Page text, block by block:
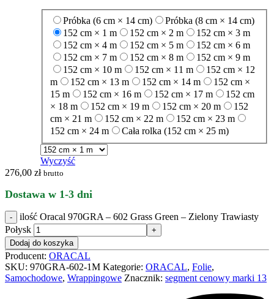
Próbka (6 cm × 14 cm)
Próbka (8 cm × 14 cm)
152 cm × 1 m
152 cm × 2 m
152 cm × 3 m
152 cm × 4 m
152 cm × 5 m
152 cm × 6 m
152 cm × 7 m
152 cm × 8 m
152 cm × 9 m
152 cm × 10 m
152 cm × 11 m
152 cm × 12
m
152 cm × 13 m 152 cm × 14 m
152 cm ×
15 m
152 cm × 16 m 152 cm × 17 m
152 cm
× 18 m
152 cm × 19 m 152 cm × 20 m
152
cm × 21 m
152 cm × 22 m
152 cm × 23 m
152 cm × 24 m
Cała rolka (152 cm × 25 m)
Wyczyść
276,00 zł brutto
Dostawa w 1-3 dni
ilość Oracal 970GRA – 602 Grass Green – Zielony Trawiasty
Połysk
Dodaj do koszyka
Producent: ORACAL
SKU: 970GRA-602-1M Kategorie: ORACAL, Folie,
Samochodowe, Wrappingowe Znacznik: segment cenowy marki 13